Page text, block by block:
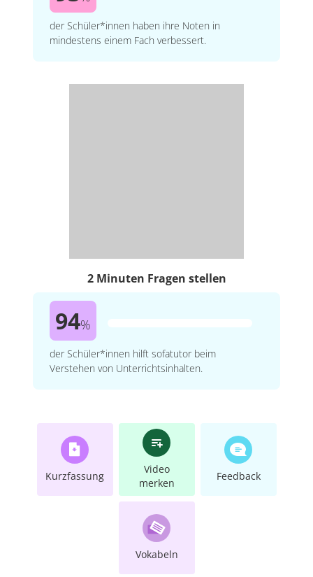
der Schüler*innen haben ihre Noten in
mindestens einem Fach verbessert.
2 Minuten Fragen stellen
94%
der Schüler*innen hilft sofatutor beim
Verstehen von Unterrichtsinhalten.
Kurzfassung
Video
merken
Feedback
Vokabeln